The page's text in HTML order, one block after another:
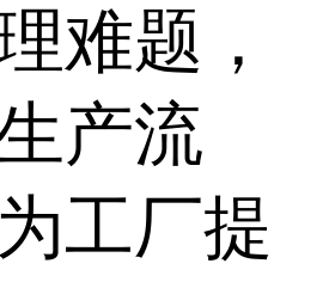
难题，
产流
工厂提